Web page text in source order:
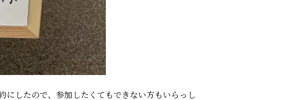
したので、参加したくてもできない方もいらっし